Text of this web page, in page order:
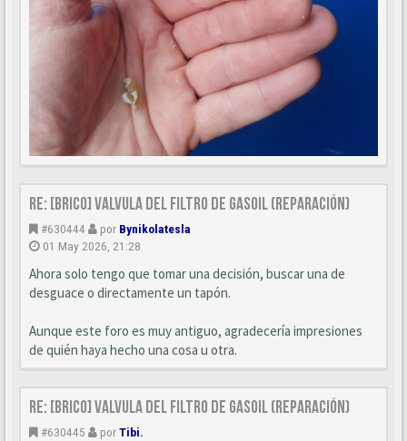
Re: [BRICO] Valvula del filtro de gasoil (reparación)
#630444 por Bynikolatesla
01 May 2026, 21:28
Ahora solo tengo que tomar una decisión, buscar una de
desguace o directamente un tapón.
Aunque este foro es muy antiguo, agradecería impresiones
de quién haya hecho una cosa u otra.
Re: [BRICO] Valvula del filtro de gasoil (reparación)
#630445 porTibi.